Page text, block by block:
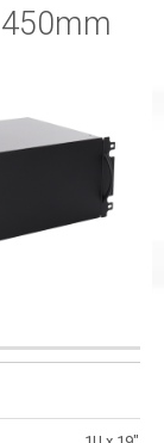
PLACE POUR LA
BATTERIE